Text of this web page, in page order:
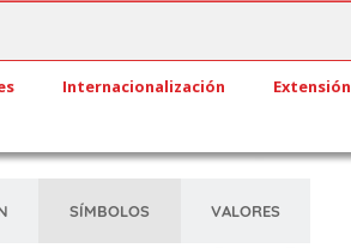
Internacionalización Extensión
SÍMBOLOS VALORES